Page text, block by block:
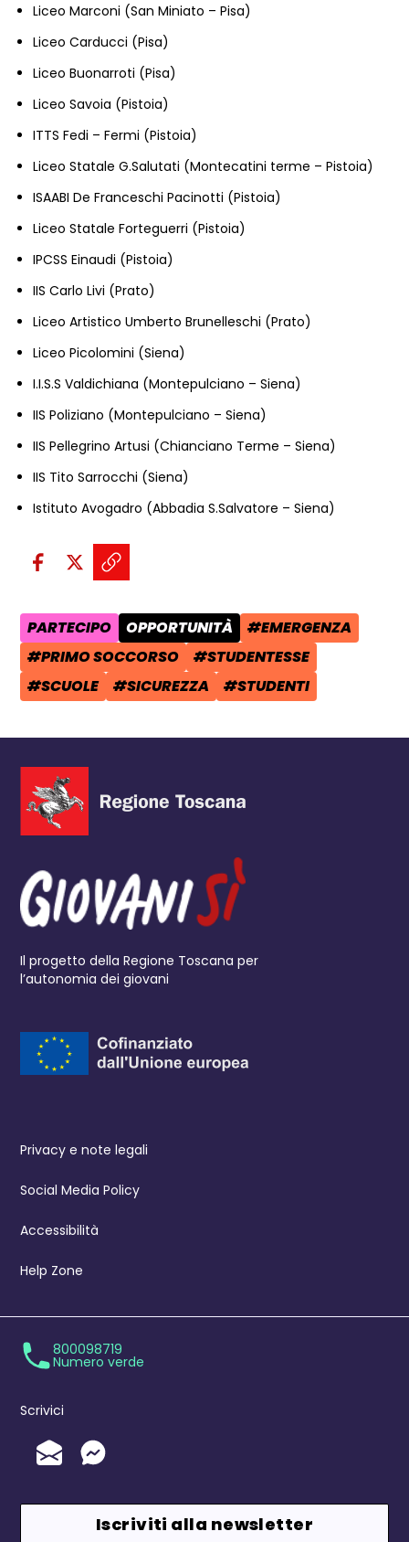
Liceo Marconi (San Miniato – Pisa)
Liceo Carducci (Pisa)
Liceo Buonarroti (Pisa)
Liceo Savoia (Pistoia)
ITTS Fedi – Fermi (Pistoia)
Liceo Statale G.Salutati (Montecatini terme – Pistoia)
ISAABI De Franceschi Pacinotti (Pistoia)
Liceo Statale Forteguerri (Pistoia)
IPCSS Einaudi (Pistoia)
IIS Carlo Livi (Prato)
Liceo Artistico Umberto Brunelleschi (Prato)
Liceo Picolomini (Siena)
I.I.S.S Valdichiana (Montepulciano – Siena)
IIS Poliziano (Montepulciano – Siena)
IIS Pellegrino Artusi (Chianciano Terme – Siena)
IIS Tito Sarrocchi (Siena)
Istituto Avogadro (Abbadia S.Salvatore – Siena)
Condividi sui social:
Condividi su Facebook - apre
Condividi su X - apre una
Copia il link e condividi -
AREA TEMATICA:
PARTECIPO CATEGORIA POST:
OPPORTUNITÀ TAG:
#EMERGENZA
TAG:
#PRIMO SOCCORSO TAG:
#STUDENTESSE
TAG:
#SCUOLE TAG:
#SICUREZZA TAG:
#STUDENTI
Il progetto della Regione Toscana per
l’autonomia dei giovani
Privacy e note legali
Social Media Policy
Accessibilità
Help Zone
800098719
Numero verde
Scrivici
Invia un'Email
Messenger
Iscriviti alla newsletter